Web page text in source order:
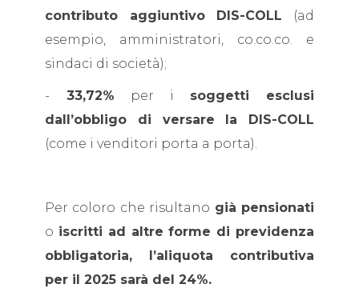
contributo aggiuntivo DIS-COLL (ad
esempio, amministratori, co.co.co. e
sindaci di società);
- 33,72% per i soggetti esclusi
dall’obbligo di versare la DIS-COLL
(come i venditori porta a porta).
Per coloro che risultano già pensionati
o iscritti ad altre forme di previdenza
obbligatoria, l’aliquota contributiva
per il 2025 sarà del 24%.